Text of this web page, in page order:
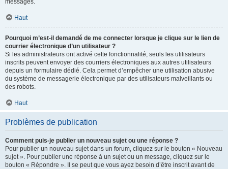
messages.
Haut
Pourquoi m’est-il demandé de me connecter lorsque je clique sur le lien de
courrier électronique d’un utilisateur ?
Si les administrateurs ont activé cette fonctionnalité, seuls les utilisateurs
inscrits peuvent envoyer des courriers électroniques aux autres utilisateurs
depuis un formulaire dédié. Cela permet d’empêcher une utilisation abusive
du système de messagerie électronique par des utilisateurs malveillants ou
des robots.
Haut
Problèmes de publication
Comment puis-je publier un nouveau sujet ou une réponse ?
Pour publier un nouveau sujet dans un forum, cliquez sur le bouton « Nouveau
sujet ». Pour publier une réponse à un sujet ou un message, cliquez sur le
bouton « Répondre ». Il se peut que vous ayez besoin d’être inscrit avant de